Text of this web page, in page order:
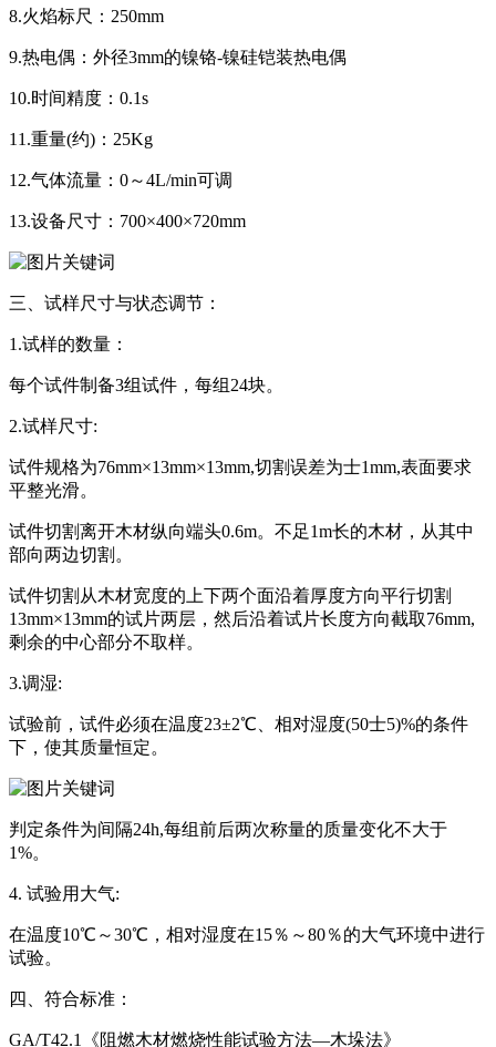
8.火焰标尺：250mm
9.热电偶：外径3mm的镍铬-镍硅铠装热电偶
10.时间精度：0.1s
11.重量(约)：25Kg
12.气体流量：0～4L/min可调
13.设备尺寸：700×400×720mm
三、试样尺寸与状态调节：
1.试样的数量：
每个试件制备3组试件，每组24块。
2.试样尺寸:
试件规格为76mm×13mm×13mm,切割误差为士1mm,表面要求
平整光滑。
试件切割离开木材纵向端头0.6m。不足1m长的木材，从其中
部向两边切割。
试件切割从木材宽度的上下两个面沿着厚度方向平行切割
13mm×13mm的试片两层，然后沿着试片长度方向截取76mm,
剩余的中心部分不取样。
3.调湿:
试验前，试件必须在温度23±2℃、相对湿度(50士5)%的条件
下，使其质量恒定。
判定条件为间隔24h,每组前后两次称量的质量变化不大于
1%。
4. 试验用大气:
在温度10℃～30℃，相对湿度在15％～80％的大气环境中进行
试验。
四、符合标准：
GA/T42.1《阻燃木材燃烧性能试验方法—木垛法》